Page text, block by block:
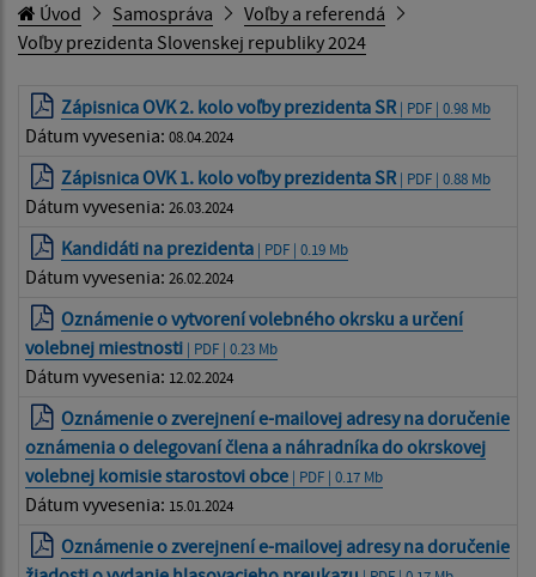
Úvod Samospráva
Voľby a referendá
Voľby prezidenta Slovenskej republiky 2024
Zápisnica OVK 2. kolo voľby prezidenta SR | PDF | 0.98 Mb
Dátum vyvesenia: 08.04.2024
Zápisnica OVK 1. kolo voľby prezidenta SR | PDF | 0.88 Mb
Dátum vyvesenia: 26.03.2024
Kandidáti na prezidenta | PDF | 0.19 Mb
Dátum vyvesenia: 26.02.2024
Oznámenie o vytvorení volebného okrsku a určení
volebnej miestnosti | PDF | 0.23 Mb
Dátum vyvesenia: 12.02.2024
Oznámenie o zverejnení e-mailovej adresy na doručenie
oznámenia o delegovaní člena a náhradníka do okrskovej
volebnej komisie starostovi obce | PDF | 0.17 Mb
Dátum vyvesenia: 15.01.2024
Oznámenie o zverejnení e-mailovej adresy na doručenie